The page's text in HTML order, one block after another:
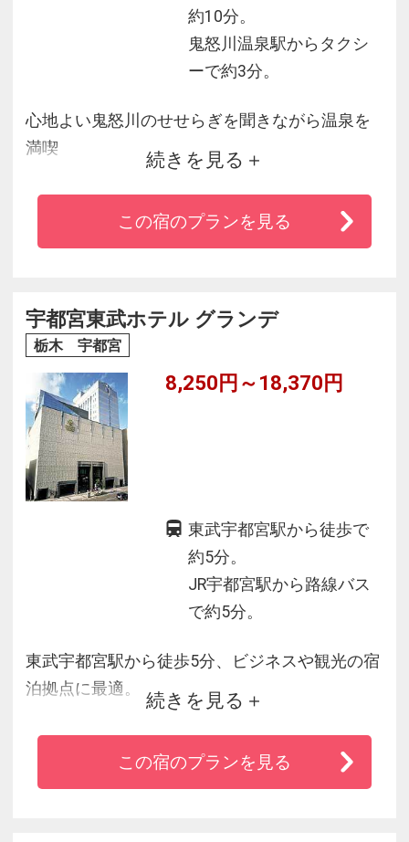
約10分。
鬼怒川温泉駅からタクシ
ーで約3分。
心地よい鬼怒川のせせらぎを聞きながら温泉を
満喫
自慢のバイキングと美肌の湯で、心癒されるひ
と時を
続きを見る
この宿のプランを見る
宇都宮東武ホテル グランデ
栃木 宇都宮
8,250円～18,370円
東武宇都宮駅から徒歩で
約5分。
JR宇都宮駅から路線バス
で約5分。
東武宇都宮駅から徒歩5分、ビジネスや観光の宿
泊拠点に最適。
客室は2つのスイートを含めた全149室。落ち着
きと静かさを大切にした空間は、旅行やビジネ
スのひとときに安らぎをあたえてくれます。
続きを見る
この宿のプランを見る